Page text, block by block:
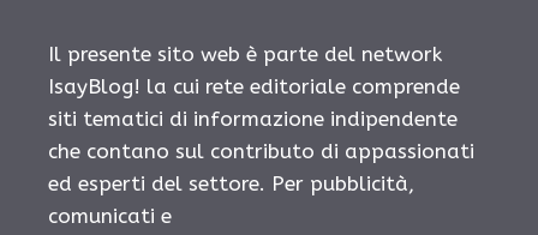
Il presente sito web è parte del network
IsayBlog! la cui rete editoriale comprende
siti tematici di informazione indipendente
che contano sul contributo di appassionati
ed esperti del settore. Per pubblicità,
comunicati e